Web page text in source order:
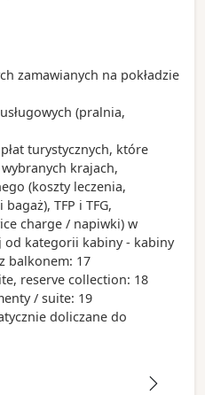
zamawianych na pokładzie
(pralnia,
turystycznych, które
krajach,
(koszty leczenia,
TFP i TFG,
charge / napiwki) w
od kategorii kabiny - kabiny
balkonem: 17
reserve collection: 18
/ suite: 19
doliczane do